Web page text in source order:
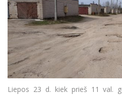
Liepos 23 d. kiek prieš 11 val.